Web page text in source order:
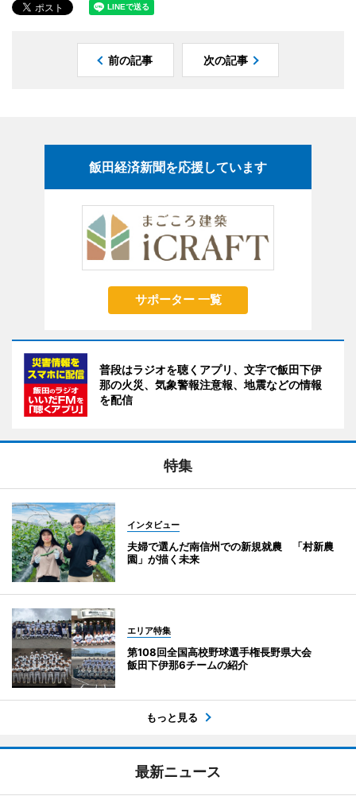
前の記事 次の記事
飯田経済新聞を応援しています
サポーター 一覧
普段はラジオを聴くアプリ、文字で飯田下伊
那の火災、気象警報注意報、地震などの情報
を配信
特集
インタビュー
夫婦で選んだ南信州での新規就農 「村新農
園」が描く未来
エリア特集
第108回全国高校野球選手権長野県大会
飯田下伊那6チームの紹介
もっと見る
最新ニュース